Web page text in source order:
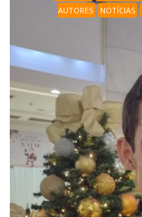
AUTORES
NOTÍCIAS